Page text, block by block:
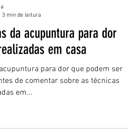
da acupuntura para dor
em casa
para dor que podem ser
de comentar sobre as técnicas
em...
3 min de leitura